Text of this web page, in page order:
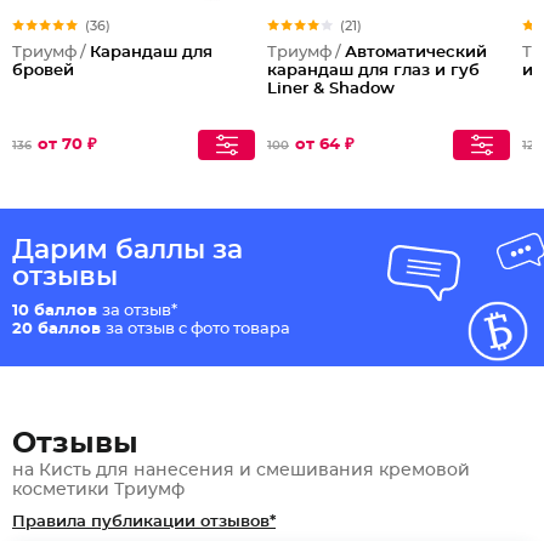
(36)
Триумф / Карандаш для
бровей
136 от 70 ₽
(21)
Триумф / Автоматический
карандаш для глаз и губ
Liner & Shadow
100 от 64 ₽
и
128
Дарим баллы за
отзывы
10 баллов за отзыв*
20 баллов за отзыв с фото товара
Отзывы
на Кисть для нанесения и смешивания кремовой
косметики Триумф
Правила публикации отзывов*